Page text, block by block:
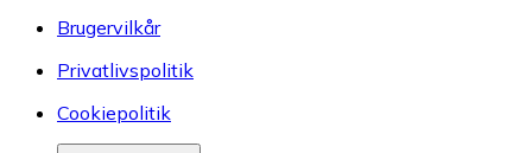
Brugervilkår
Privatlivspolitik
Cookiepolitik